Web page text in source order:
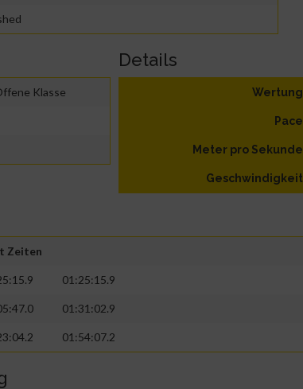
Klasse
Details
Wertung
Pace
Meter pro Sekunde
Geschwindigkeit
Zeiten
01:25:15.9
01:31:02.9
01:54:07.2